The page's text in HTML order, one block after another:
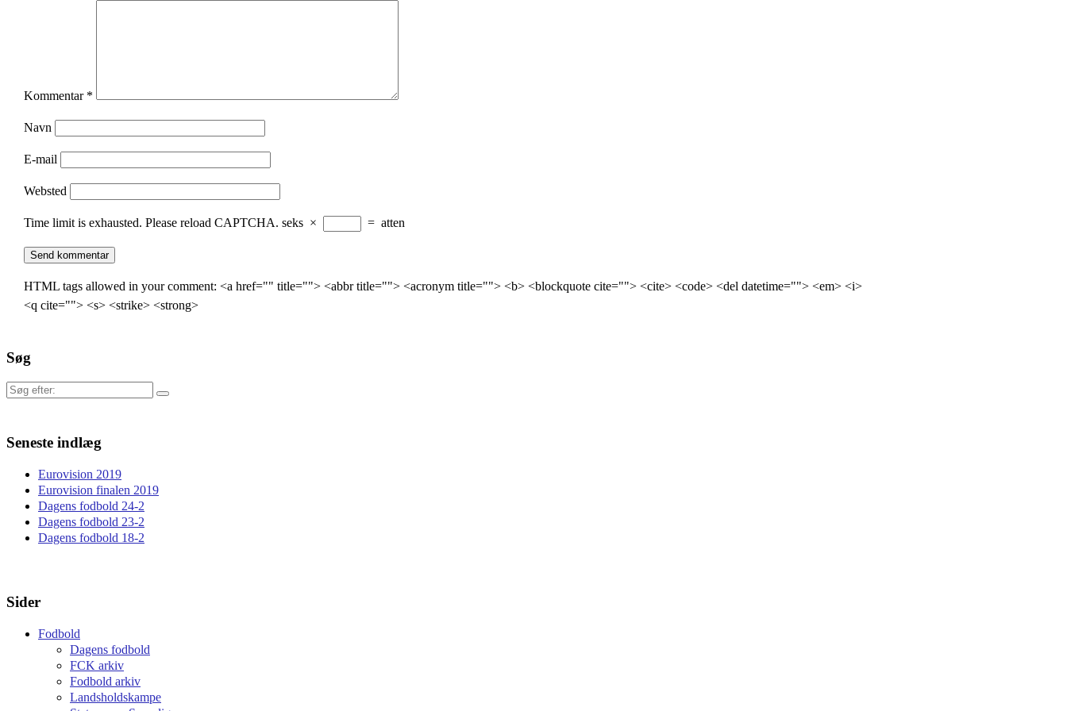
Kommentar *
Navn
E-mail
Websted
Time limit is exhausted. Please reload CAPTCHA. seks × = atten
HTML tags allowed in your comment: <a href="" title=""> <abbr title=""> <acronym title=""> <b> <blockquote cite=""> <cite> <code> <del datetime=""> <em> <i>
<q cite=""> <s> <strike> <strong>
Søg
Søg
Seneste indlæg
Eurovision 2019
Eurovision finalen 2019
Dagens fodbold 24-2
Dagens fodbold 23-2
Dagens fodbold 18-2
Sider
Fodbold
Dagens fodbold
FCK arkiv
Fodbold arkiv
Landsholdskampe